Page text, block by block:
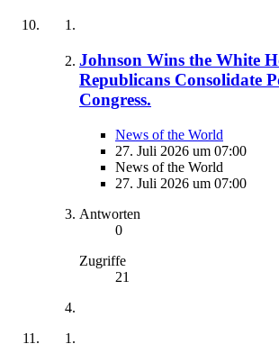
Johnson Wins the White
Republicans Consolidate
Congress.
News of the World
27. Juli 2026 um 07:00
News of the World
27. Juli 2026 um 07:00
Antworten
0
Zugriffe
21